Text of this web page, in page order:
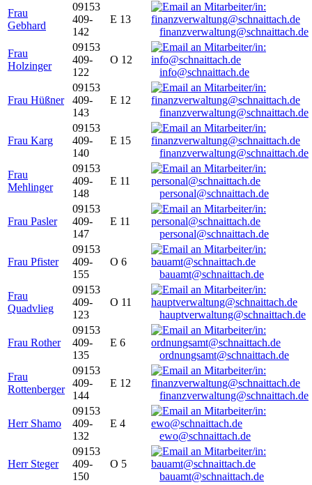
Frau
Gebhard
09153
409-
142
E 13
finanzverwaltung@schnaittach.de
Frau
Holzinger
09153
409-
122
O 12
info@schnaittach.de
Frau Hüßner
09153
409-
143
E 12
finanzverwaltung@schnaittach.de
Frau Karg
09153
409-
140
E 15
finanzverwaltung@schnaittach.de
Frau
Mehlinger
09153
409-
148
E 11
personal@schnaittach.de
Frau Pasler
09153
409-
147
E 11
personal@schnaittach.de
Frau Pfister
09153
409-
155
O 6
bauamt@schnaittach.de
Frau
Quadvlieg
09153
409-
123
O 11
hauptverwaltung@schnaittach.de
Frau Rother
09153
409-
135
E 6
ordnungsamt@schnaittach.de
Frau
Rottenberger
09153
409-
144
E 12
finanzverwaltung@schnaittach.de
Herr Shamo
09153
409-
132
E 4
ewo@schnaittach.de
Herr Steger
09153
409-
150
O 5
bauamt@schnaittach.de